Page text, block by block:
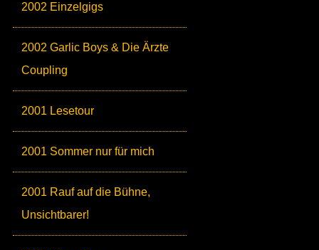
2002 Einzelgigs
2002 Garlic Boys & Die Ärzte
Coupling
2001 Lesetour
2001 Sommer nur für mich
2001 Rauf auf die Bühne,
Unsichtbarer!